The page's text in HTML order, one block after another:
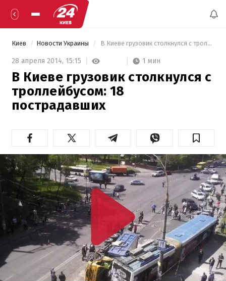
Киев Новости Украины В Киеве грузовик столкнулся с троллейбусом: 18 пострадавших
28 апреля 2014, 15:15 1 мин
В Киеве грузовик столкнулся с
троллейбусом: 18
пострадавших